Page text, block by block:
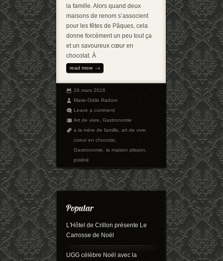
la famille. Alors quand deux
maisons de renom s’associent
pour les fêtes de Pâques, cela
donne forcément un peu tout ça
et un savoureux cœur en
chocolat. À
read more
26 mars 2016
Marie-Odile Radom
Leave a comment
Art de vivre,Gastronomie
a la mère de famille,art de vvre,
coeur en chocolat,
Gastronomie,la maison plisson,
praliné
L'Hôtel de Crillon présente Le
Carrosse de Noël
UGG célèbre Noël avec la